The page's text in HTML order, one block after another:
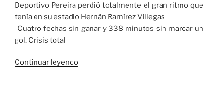
Deportivo Pereira perdió totalmente el gran ritmo que
tenía en su estadio Hernán Ramírez Villegas
-Cuatro fechas sin ganar y 338 minutos sin marcar un
gol. Crisis total
Continuar leyendo«Más